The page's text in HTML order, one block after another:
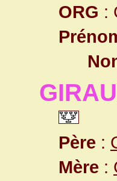
ORG :
Père :
Mère :